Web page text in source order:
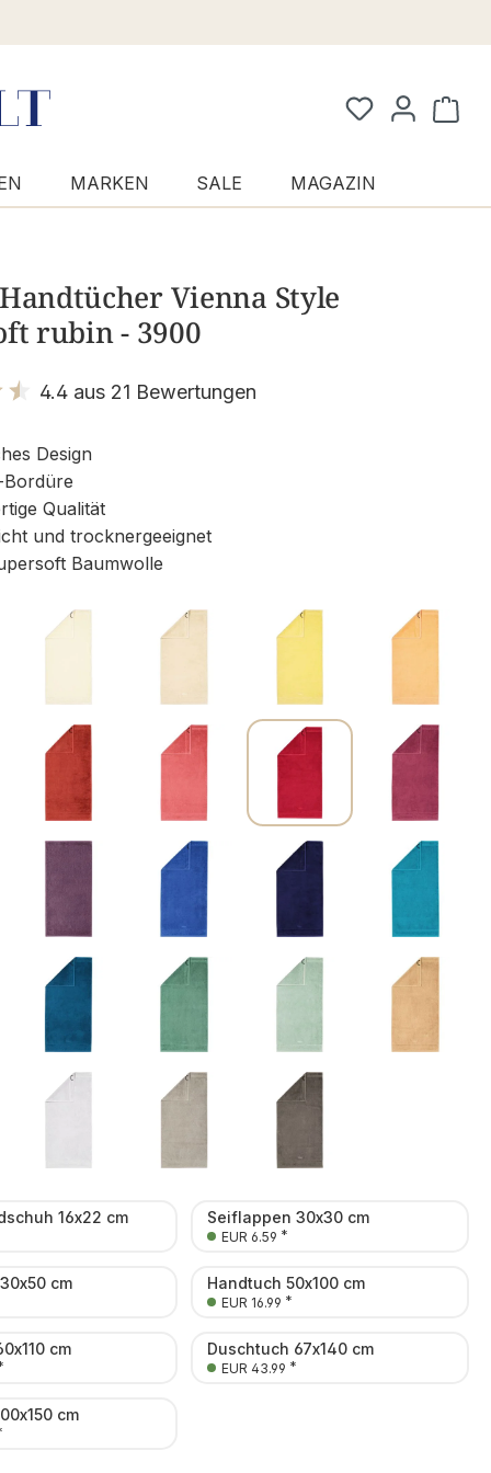
MARKEN SALE MAGAZIN
Vienna Style
rubin - 3900
4.4 aus 21 Bewertungen
Design
Qualität
und trocknergeeignet
Baumwolle
16x22 cm Seiflappen 30x30 cm
EUR 6.59 *
cm Handtuch 50x100 cm
EUR 16.99 *
cm Duschtuch 67x140 cm
EUR 43.99 *
cm